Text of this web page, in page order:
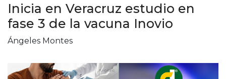
Inicia en Veracruz estudio en
fase 3 de la vacuna Inovio
Ángeles Montes